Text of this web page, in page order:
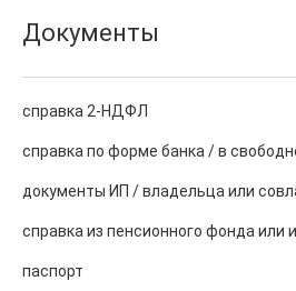
Документы
справка 2-НДФЛ
справка по форме банка / в
документы ИП / владельца или
справка из пенсионного фонда или
паспорт